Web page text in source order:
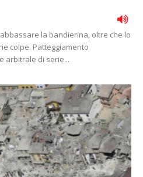
la bandierina, oltre che lo
colpe. Patteggiamento
arbitrale di serie...